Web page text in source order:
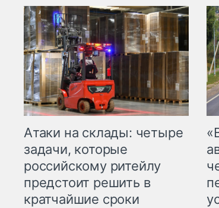
Атаки на склады: четыре
задачи, которые
российскому ритейлу
предстоит решить в
кратчайшие сроки